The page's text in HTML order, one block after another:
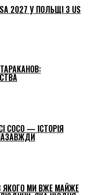
2027 У ПОЛЬЩІ З US
COCO — ІСТОРІЯ
ЯКОГО МИ ВЖЕ МАЙЖЕ